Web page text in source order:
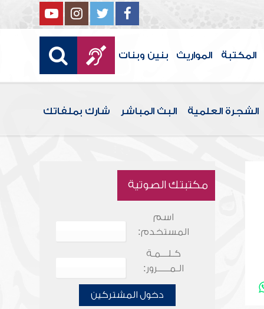
المكتبة المواريث بنين وبنات
الشجرة العلمية البث المباشر شارك بملفاتك
مكتبتك الصوتية
اسم
المستخدم:
كـلـــمـة
الـمـــــرور:
دخول المشتركين